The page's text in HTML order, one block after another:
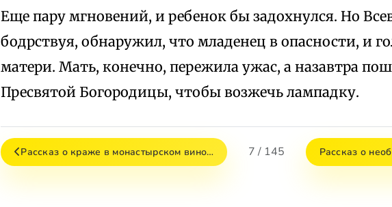
Еще пару мгновений, и ребенок бы задохнулся. Но
бодрствуя, обнаружил, что младенец в опасности, и
матери. Мать, конечно, пережила ужас, а назавтра
Пресвятой Богородицы, чтобы возжечь лампадку.
Рассказ о краже в монастырском вино… 7 / 145 Рассказ о